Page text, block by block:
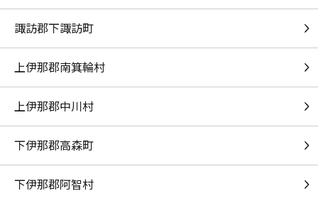
[生音]裸の勇者
もっと見る
DAMの新曲・ランキングなど
諏訪郡下諏訪町
上伊那郡南箕輪村
上伊那郡中川村
下伊那郡高森町
下伊那郡阿智村